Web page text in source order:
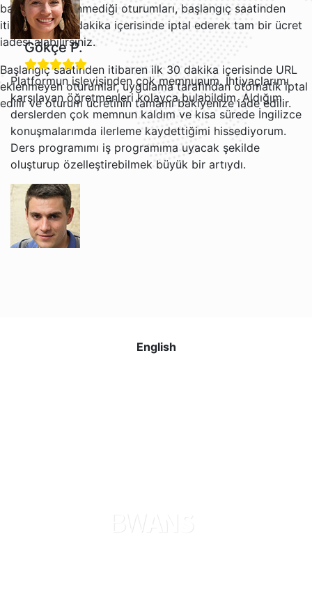
bağlantısı eklenmediği oturumları, başlangıç saatinden
itibaren ilk 30 dakika içerisinde iptal ederek tam bir ücret
iadesi alabilirsiniz.
Başlangıç saatinden itibaren ilk 30 dakika içerisinde URL
eklenmeyen oturumlar, uygulama tarafından otomatik iptal
edilir ve oturum ücretinin tamamı bakiyenize iade edilir.
Gökçe P.
Platformun işleyişinden çok memnunum. İhtiyaçlarımı
karşılayan öğretmenleri kolayca bulabildim. Aldığım
derslerden çok memnun kaldım ve kısa sürede İngilizce
konuşmalarımda ilerleme kaydettiğimi hissediyorum.
Ders programımı iş programıma uyacak şekilde
oluşturup özelleştirebilmek büyük bir artıydı.
sitesi kullanımı kolay ve her ders için hatırlatma
gerçekten memnunum. Teşekkürler.
English